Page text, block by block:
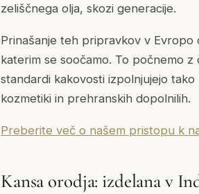
zeliščnega olja, skozi generacije.
Prinašanje teh pripravkov v
katerim se soočamo. To počnemo
standardi kakovosti izpolnjujejo
kozmetiki in prehranskih dopolnilih.
Preberite več o našem pristopu k
Kansa orodja: izdelana v